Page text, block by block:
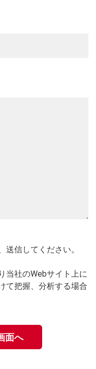
送信してください。
当社のWebサイト上に
て把握、分析する場合